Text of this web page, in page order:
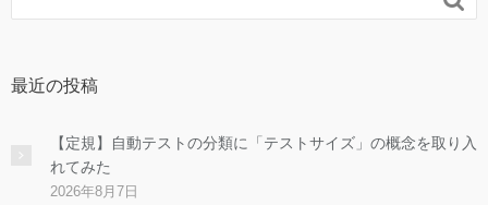
最近の投稿
【定規】自動テストの分類に「テストサイズ」の概念を取り入
れてみた
2026年8月7日